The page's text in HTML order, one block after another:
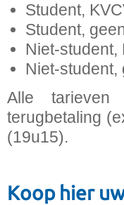
Student,
Student,
Niet-student,
Niet-student,
Alle tarieven
terugbetaling
(19u15).
Koop hier